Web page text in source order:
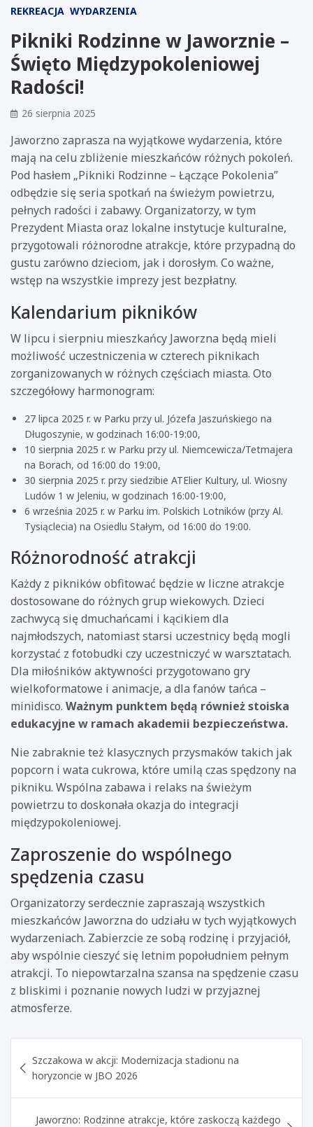
REKREACJA WYDARZENIA
Pikniki Rodzinne w Jaworznie –
Święto Międzypokoleniowej
Radości!
26 sierpnia 2025
Jaworzno zaprasza na wyjątkowe wydarzenia, które
mają na celu zbliżenie mieszkańców różnych pokoleń.
Pod hasłem „Pikniki Rodzinne – Łączące Pokolenia”
odbędzie się seria spotkań na świeżym powietrzu,
pełnych radości i zabawy. Organizatorzy, w tym
Prezydent Miasta oraz lokalne instytucje kulturalne,
przygotowali różnorodne atrakcje, które przypadną do
gustu zarówno dzieciom, jak i dorosłym. Co ważne,
wstęp na wszystkie imprezy jest bezpłatny.
Kalendarium pikników
W lipcu i sierpniu mieszkańcy Jaworzna będą mieli
możliwość uczestniczenia w czterech piknikach
zorganizowanych w różnych częściach miasta. Oto
szczegółowy harmonogram:
27 lipca 2025 r. w Parku przy ul. Józefa Jaszuńskiego na
Długoszynie, w godzinach 16:00-19:00,
10 sierpnia 2025 r. w Parku przy ul. Niemcewicza/Tetmajera
na Borach, od 16:00 do 19:00,
30 sierpnia 2025 r. przy siedzibie ATElier Kultury, ul. Wiosny
Ludów 1 w Jeleniu, w godzinach 16:00-19:00,
6 września 2025 r. w Parku im. Polskich Lotników (przy Al.
Tysiąclecia) na Osiedlu Stałym, od 16:00 do 19:00.
Różnorodność atrakcji
Każdy z pikników obfitować będzie w liczne atrakcje
dostosowane do różnych grup wiekowych. Dzieci
zachwycą się dmuchańcami i kącikiem dla
najmłodszych, natomiast starsi uczestnicy będą mogli
korzystać z fotobudki czy uczestniczyć w warsztatach.
Dla miłośników aktywności przygotowano gry
wielkoformatowe i animacje, a dla fanów tańca –
minidisco. Ważnym punktem będą również stoiska
edukacyjne w ramach akademii bezpieczeństwa.
Nie zabraknie też klasycznych przysmaków takich jak
popcorn i wata cukrowa, które umilą czas spędzony na
pikniku. Wspólna zabawa i relaks na świeżym
powietrzu to doskonała okazja do integracji
międzypokoleniowej.
Zaproszenie do wspólnego
spędzenia czasu
Organizatorzy serdecznie zapraszają wszystkich
mieszkańców Jaworzna do udziału w tych wyjątkowych
wydarzeniach. Zabierzcie ze sobą rodzinę i przyjaciół,
aby wspólnie cieszyć się letnim popołudniem pełnym
atrakcji. To niepowtarzalna szansa na spędzenie czasu
z bliskimi i poznanie nowych ludzi w przyjaznej
atmosferze.
wpisu
Szczakowa w akcji: Modernizacja stadionu na
horyzoncie w JBO 2026
Jaworzno: Rodzinne atrakcje, które zaskoczą każdego